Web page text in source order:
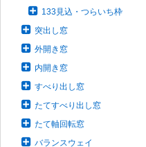
133見込・つらいち枠
突出し窓
外開き窓
内開き窓
すべり出し窓
たてすべり出し窓
たて軸回転窓
バランスウェイ